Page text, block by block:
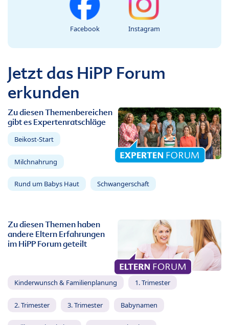
Facebook Instagram
Jetzt das HiPP Forum
erkunden
Zu diesen Themenbereichen
gibt es Expertenratschläge
Beikost-Start
Milchnahrung
Rund um Babys Haut Schwangerschaft
Zu diesen Themen haben
andere Eltern Erfahrungen
im HiPP Forum geteilt
Kinderwunsch & Familienplanung 1. Trimester
2. Trimester 3. Trimester Babynamen